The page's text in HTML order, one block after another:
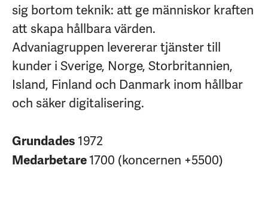
sig bortom teknik: att ge människor kraften
att skapa hållbara värden.
Advaniagruppen levererar tjänster till
kunder i Sverige, Norge, Storbritannien,
Island, Finland och Danmark inom hållbar
och säker digitalisering.
Grundades1972
Medarbetare1700 (koncernen +5500)